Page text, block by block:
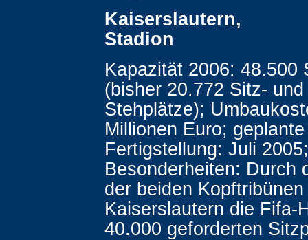
Kaiserslautern,
Stadion
Kapazität 2006: 48.500
(bisher 20.772 Sitz-
Stehplätze);
Millionen Euro; geplante
Fertigstellung: Juli 2005;
Besonderheiten: Durch
der beiden
Kaiserslautern die Fifa-
40.000 geforderten